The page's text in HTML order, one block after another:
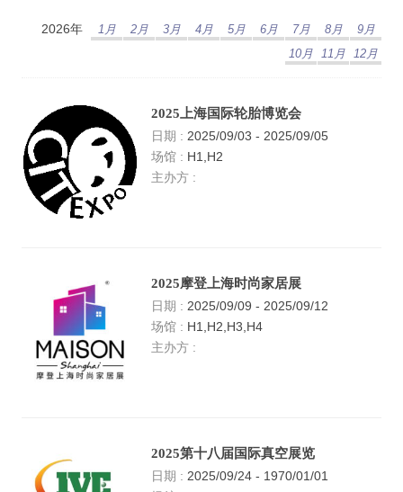
服务场馆
展会审图
审图流程
审图日志
资料下载
展会日程
展会相册
联系我们
2026年 1月 2月 3月 4月 5月 6月 7月 8月
9月
10月 11月 12月
2025上海国际轮胎博览会
日期 : 2025/09/03 - 2025/09/05
场馆 : H1,H2
主办方 :
2025摩登上海时尚家居展
日期 : 2025/09/09 - 2025/09/12
场馆 : H1,H2,H3,H4
主办方 :
2025第十八届国际真空展览
日期 : 2025/09/24 - 1970/01/01